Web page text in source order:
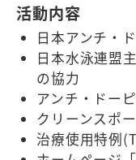
活動内容
日本アンチ・
日本水泳連盟
の協力
アンチ・ドー
クリーンスポ
治療使用特例